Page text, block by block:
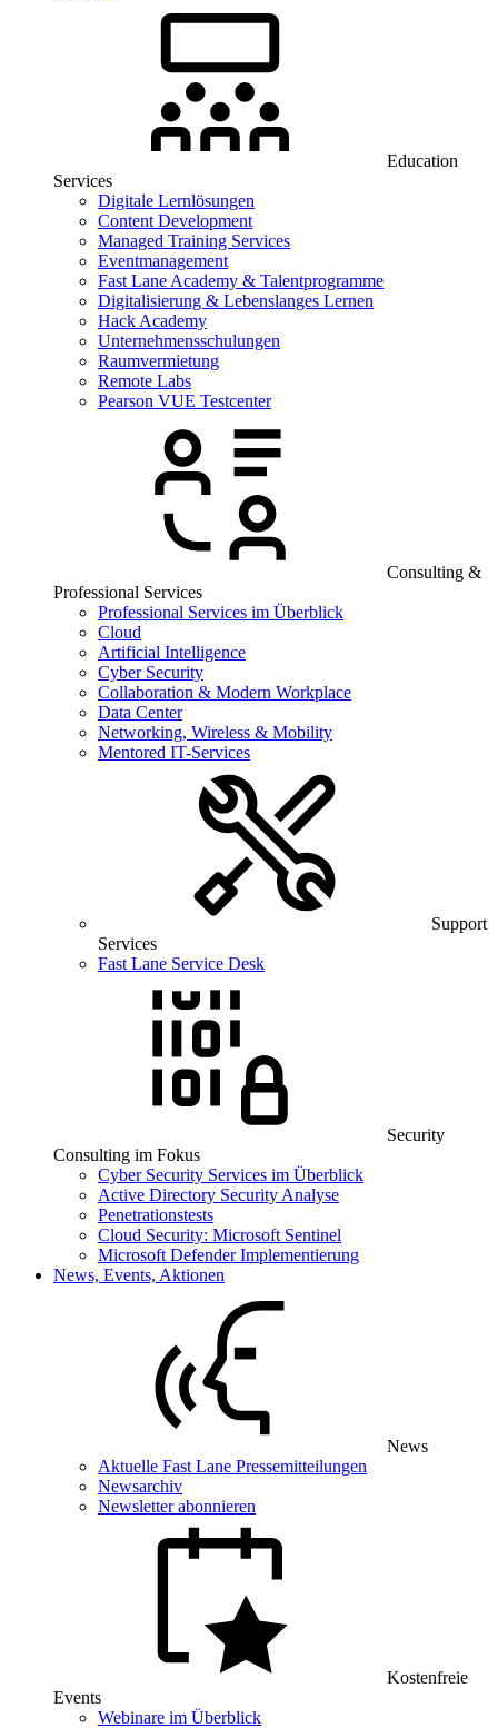
Education
Services
Digitale Lernlösungen
Content Development
Managed Training Services
Eventmanagement
Fast Lane Academy & Talentprogramme
Digitalisierung & Lebenslanges Lernen
Hack Academy
Unternehmensschulungen
Raumvermietung
Remote Labs
Pearson VUE Testcenter
Consulting &
Professional Services
Professional Services im Überblick
Cloud
Artificial Intelligence
Cyber Security
Collaboration & Modern Workplace
Data Center
Networking, Wireless & Mobility
Mentored IT-Services
Support
Services
Fast Lane Service Desk
Security
Consulting im Fokus
Cyber Security Services im Überblick
Active Directory Security Analyse
Penetrationstests
Cloud Security: Microsoft Sentinel
Microsoft Defender Implementierung
News, Events, Aktionen
News
Aktuelle Fast Lane Pressemitteilungen
Newsarchiv
Newsletter abonnieren
Kostenfreie
Events
Webinare im Überblick